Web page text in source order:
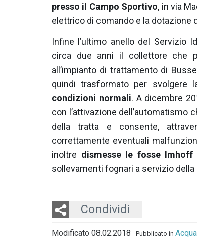
presso il Campo Sportivo, in via
elettrico di comando e la dotazione
Infine l’ultimo anello del Servizio
circa due anni il collettore che
all’impianto di trattamento di
quindi trasformato per svolgere
condizioni normali. A dicembre
con l’attivazione dell’automatismo
della tratta e consente,
correttamente eventuali
inoltre dismesse le fosse
sollevamenti fognari a servizio della
Condividi
Twitter
LinkedIn
Email
Modificato 08.02.2018 Pubblicato in Acqua